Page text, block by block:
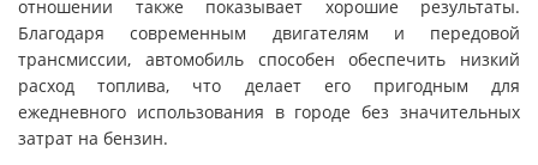
отношении также показывает хорошие результаты.
Благодаря современным двигателям и передовой
трансмиссии, автомобиль способен обеспечить низкий
расход топлива, что делает его пригодным для
ежедневного использования в городе без значительных
затрат на бензин.